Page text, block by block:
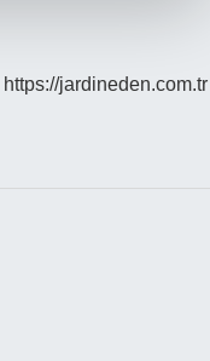
https://jardineden.com.tr